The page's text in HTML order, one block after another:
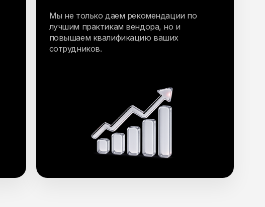
Мы не только даем рекомендации по
лучшим практикам вендора, но и
повышаем квалификацию ваших
сотрудников.